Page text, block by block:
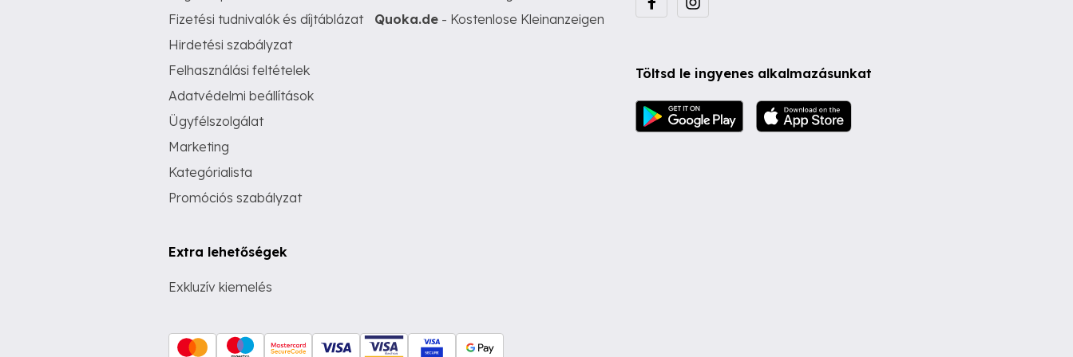
Fizetési tudnivalók és díjtáblázat
Hirdetési szabályzat
Felhasználási feltételek
Adatvédelmi beállítások
Ügyfélszolgálat
Marketing
Kategórialista
Promóciós szabályzat
Extra lehetőségek
Exkluzív kiemelés
Quoka.de - Kostenlose Kleinanzeigen
Töltsd le ingyenes alkalmazásunkat